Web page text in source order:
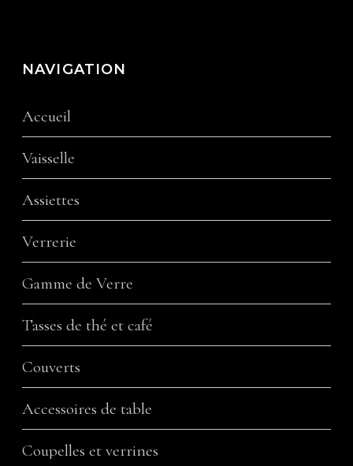
NAVIGATION
Accueil
Vaisselle
Assiettes
Verrerie
Gamme de Verre
Tasses de thé et café
Couverts
Accessoires de table
Coupelles et verrines